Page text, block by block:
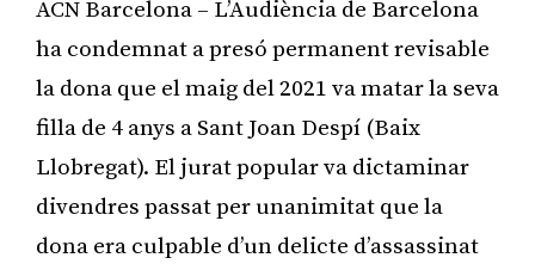
ACN Barcelona – L’Audiència de Barcelona
ha condemnat a presó permanent revisable
la dona que el maig del 2021 va matar la seva
filla de 4 anys a Sant Joan Despí (Baix
Llobregat). El jurat popular va dictaminar
divendres passat per unanimitat que la
dona era culpable d’un delicte d’assassinat